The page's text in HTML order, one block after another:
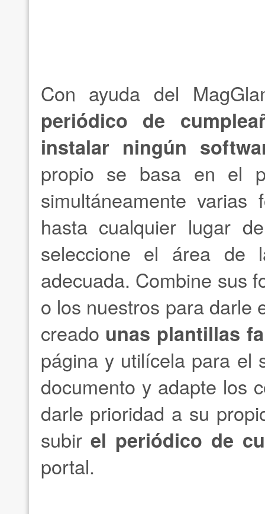
Con ayuda del
periódico de
instalar ningún
propio se basa en el
simultáneamente varias
hasta cualquier lugar
seleccione el área de
adecuada. Combine sus
o los nuestros para darle
creado unas plantillas
página y utilícela para el
documento y adapte los
darle prioridad a su
subirel periódico de
portal.